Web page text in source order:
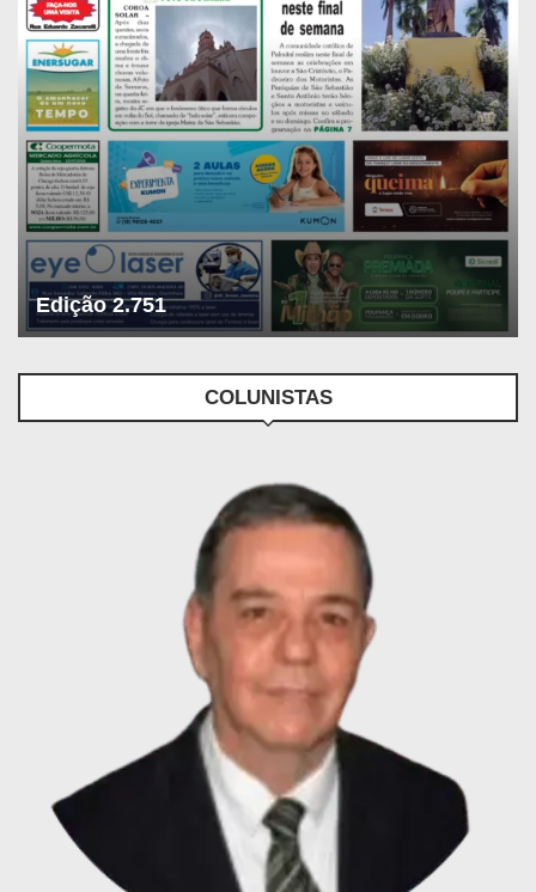
Edição 2.751
COLUNISTAS